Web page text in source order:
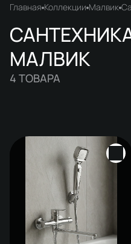
Главная Коллекции Малвик
МАЛВИК
4 ТОВАРА